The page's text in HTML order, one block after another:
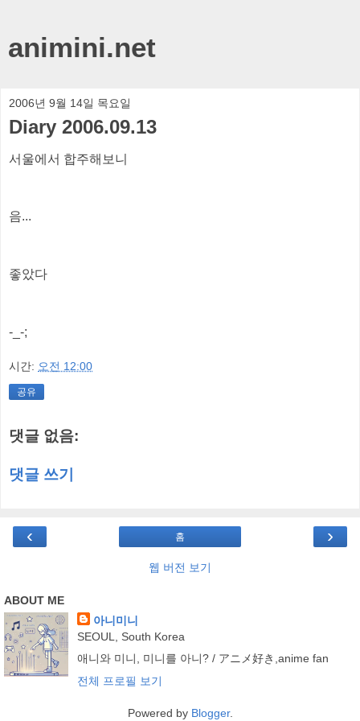
animini.net
2006년 9월 14일 목요일
Diary 2006.09.13
서울에서 합주해보니
음...
좋았다
-_-;
시간: 오전 12:00
공유
댓글 없음:
댓글 쓰기
‹ ›
홈
웹 버전 보기
ABOUT ME
아니미니
SEOUL, South Korea
애니와 미니, 미니를 아니? / アニメ好き,anime fan
전체 프로필 보기
Powered by Blogger.